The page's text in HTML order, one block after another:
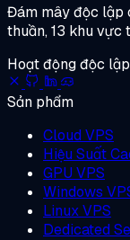
Đám mây độc lập
thuần, 13 khu vực
Hoạt động độc
Sản phẩm
Cloud VPS
Hiệu Suất
GPU VPS
Windows
Linux VPS
Dedicated